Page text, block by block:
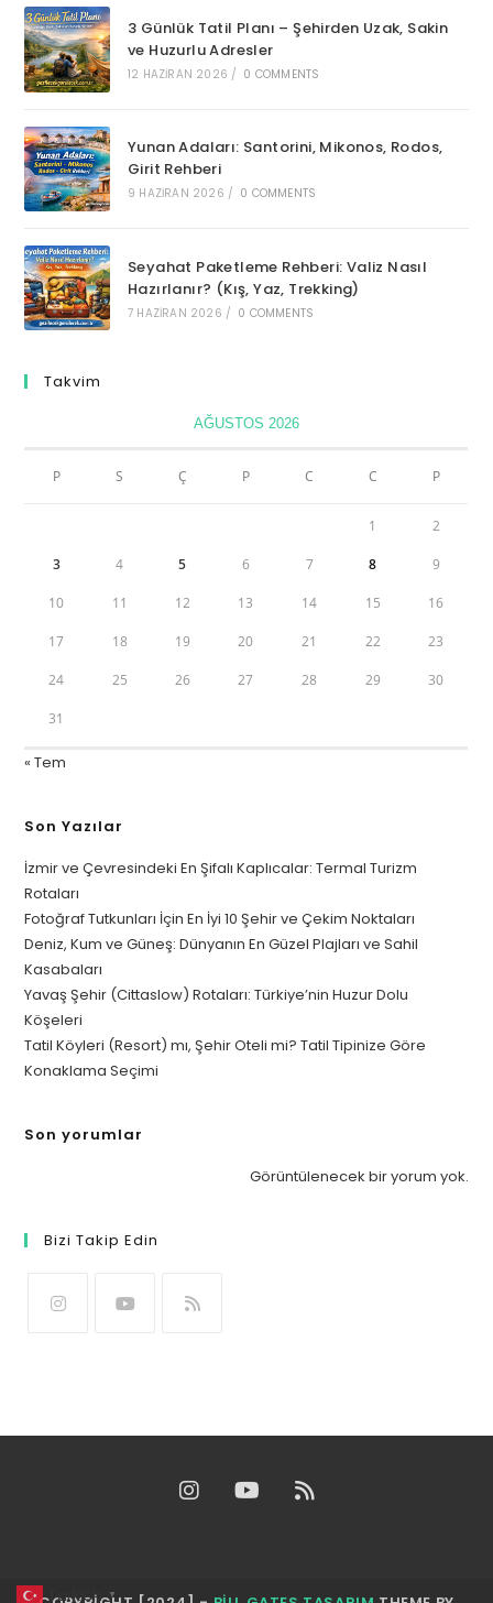
3 Günlük Tatil Planı – Şehirden Uzak, Sakin
ve Huzurlu Adresler
12 HAZIRAN 2026 / 0 COMMENTS
Yunan Adaları: Santorini, Mikonos, Rodos,
Girit Rehberi
9 HAZIRAN 2026 / 0 COMMENTS
Seyahat Paketleme Rehberi: Valiz Nasıl
Hazırlanır? (Kış, Yaz, Trekking)
7 HAZIRAN 2026 / 0 COMMENTS
Takvim
AĞUSTOS 2026
P S Ç P C C P
1 2
3 4 5 6 7 8 9
10 11 12 13 14 15 16
17 18 19 20 21 22 23
24 25 26 27 28 29 30
31
« Tem
Son Yazılar
İzmir ve Çevresindeki En Şifalı Kaplıcalar: Termal Turizm
Rotaları
Fotoğraf Tutkunları İçin En İyi 10 Şehir ve Çekim Noktaları
Deniz, Kum ve Güneş: Dünyanın En Güzel Plajları ve Sahil
Kasabaları
Yavaş Şehir (Cittaslow) Rotaları: Türkiye’nin Huzur Dolu
Köşeleri
Tatil Köyleri (Resort) mı, Şehir Oteli mi? Tatil Tipinize Göre
Konaklama Seçimi
Son yorumlar
Görüntülenecek bir yorum yok.
Bizi Takip Edin
Turkish ▼